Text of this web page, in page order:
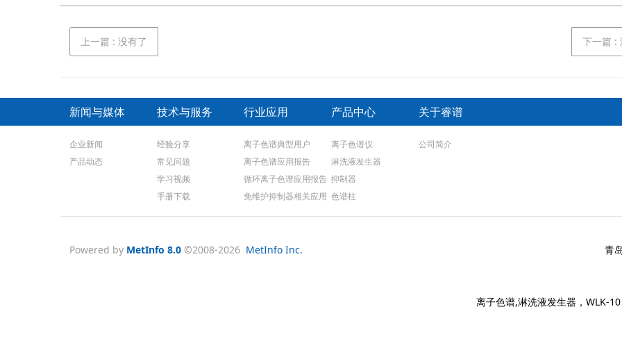
上一篇 :没有了 下一篇 :
新闻与媒体
企业新闻
产品动态
技术与服务
经验分享
常见问题
学习视频
手册下载
行业应用
离子色谱典型用户
离子色谱应用报告
循环离子色谱应用报告
免维护抑制器相关应用
产品中心
离子色谱仪
淋洗液发生器
抑制器
色谱柱
关于睿谱
公司简介
Powered by MetInfo 8.0 ©2008-2026 MetInfo Inc. 青
离子色谱,淋洗液发生器，WLK-